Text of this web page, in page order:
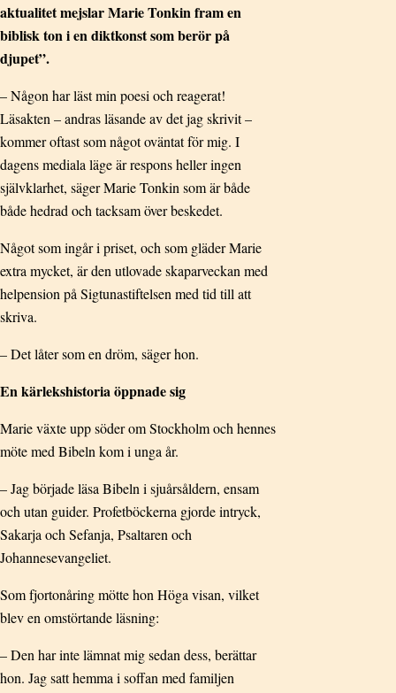
aktualitet mejslar Marie Tonkin fram en
biblisk ton i en diktkonst som berör på
djupet”.
– Någon har läst min poesi och reagerat!
Läsakten – andras läsande av det jag skrivit –
kommer oftast som något oväntat för mig. I
dagens mediala läge är respons heller ingen
självklarhet, säger Marie Tonkin som är både
både hedrad och tacksam över beskedet.
Något som ingår i priset, och som gläder Marie
extra mycket, är den utlovade skaparveckan med
helpension på Sigtunastiftelsen med tid till att
skriva.
– Det låter som en dröm, säger hon.
En kärlekshistoria öppnade sig
Marie växte upp söder om Stockholm och hennes
möte med Bibeln kom i unga år.
– Jag började läsa Bibeln i sjuårsåldern, ensam
och utan guider. Profetböckerna gjorde intryck,
Sakarja och Sefanja, Psaltaren och
Johannesevangeliet.
Som fjortonåring mötte hon Höga visan, vilket
blev en omstörtande läsning:
– Den har inte lämnat mig sedan dess, berättar
hon. Jag satt hemma i soffan med familjen